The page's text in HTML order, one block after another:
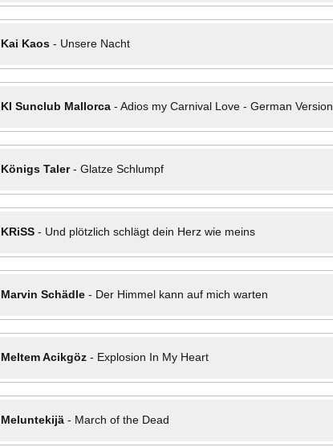
Kai Kaos- Unsere Nacht
KI Sunclub Mallorca- Adios my Carnival Love - German Version
Königs Taler- Glatze Schlumpf
KRiSS- Und plötzlich schlägt dein Herz wie meins
Marvin Schädle- Der Himmel kann auf mich warten
Meltem Acikgöz- Explosion In My Heart
Meluntekijä- March of the Dead